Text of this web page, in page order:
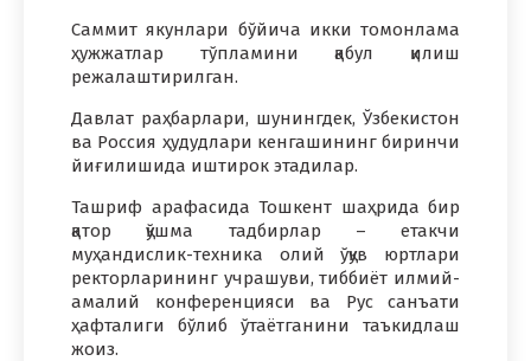
Саммит якунлари бўйича икки томонлама
ҳужжатлар тўпламини қабул қилиш
режалаштирилган.
Давлат раҳбарлари, шунингдек, Ўзбекистон
ва Россия ҳудудлари кенгашининг биринчи
йиғилишида иштирок этадилар.
Ташриф арафасида Тошкент шаҳрида бир
қатор қўшма тадбирлар – етакчи
муҳандислик-техника олий ўқув юртлари
ректорларининг учрашуви, тиббиёт илмий-
амалий конференцияси ва Рус санъати
ҳафталиги бўлиб ўтаётганини таъкидлаш
жоиз.